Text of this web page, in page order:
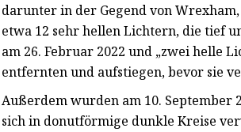
darunter in der Gegend von
etwa 12 sehr hellen Lichtern, die tief
am 26. Februar 2022 und „zwei helle
entfernten und aufstiegen, bevor sie
Außerdem wurden am 10. September
sich in donutförmige dunkle Kreise